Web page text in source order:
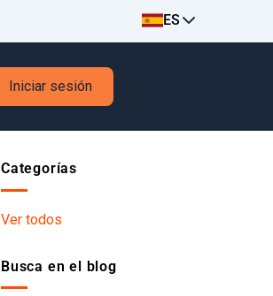
ES
Iniciar sesión
Categorías
Ver todos
Busca en el blog